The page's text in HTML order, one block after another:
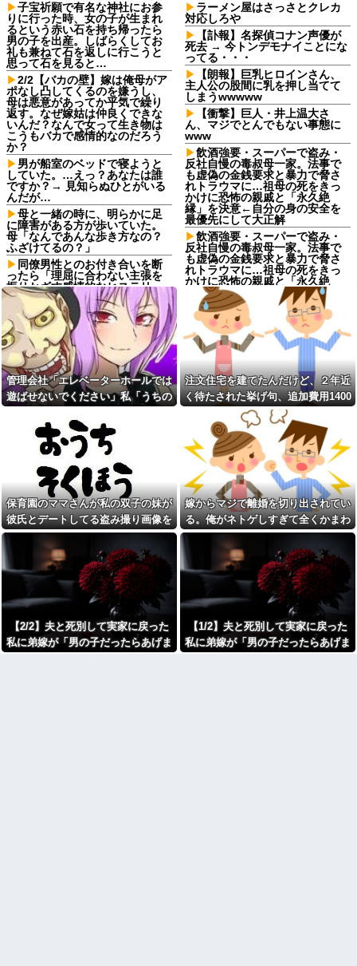
子宝祈願で有名な神社にお参
りに行った時、女の子が生まれ
るという赤い石を持ち帰ったら
男の子を出産。しばらくしてお
礼も兼ねて石を返しに行こうと
思って石を見ると…
2/2【バカの壁】嫁は俺母がア
ポなし凸してくるのを嫌うし、
母は悪意があってか平気で繰り
返す。なぜ嫁姑は仲良くできな
いんだ？なんで女って生き物は
こうもバカで感情的なのだろう
か？
男が船室のベッドで寝ようと
していた。…えっ？あなたは誰
ですか？→ 見知らぬひとがいる
んだが…
母と一緒の時に、明らかに足
に障害がある方が歩いていた。
母「なんであんな歩き方なの？
ふざけてるの？」
同僚男性とのお付き合いを断
ったら「理屈に合わない主張を
振りかざす感情的なヒステリー
女」と言いふらされて・・・
退職してしばらく経った頃、
元職場の取引先から連絡が来
た。話を聞くと納得できない内
容で…
義両親「空き家になるし住ん
でいいよ」私たち「じゃあお言
葉に甘えて…」→引っ越した途
端、予想外の出来事が待ってい
て…
予定より早めに家に帰宅。リ
ビングに「裸の嫁」と男がい
た。まさかの不倫現場に遭遇...
進学クラスで教師への不満を
抱えていた中学生。悩んだ末に
取った行動が大人にも響くもの
で…
彼の同期の嫁が子供を産ん
だ。すると、彼が「出産祝いに
話してきて...
【速報】れいわ新選組さん
「いのちの党」に改名ｗｗｗｗ
【画像】令和最新版のあのち
ゃん、可愛過ぎてワイらにブッ
刺さりまくりw w w w w w
【衝撃】浅田真央ちゃんの婚
活条件がこちら←むしろコレは
ラーメン屋はさっさとクレカ
対応しろや
【訃報】名探偵コナン声優が
死去 → 今トンデモナイことにな
ってる・・・
【朗報】巨乳ヒロインさん、
主人公の股間に乳を押し当てて
しまうwwwww
【衝撃】巨人・井上温大さ
ん、マジでとんでもない事態に
www
飲酒強要・スーパーで盗み・
反社自慢の毒叔母一家。法事で
も虚偽の金銭要求と暴力で脅さ
れトラウマに…祖母の死をきっ
かけに恐怖の親戚と「永久絶
縁」を決意←自分の身の安全を
最優先にして大正解
飲酒強要・スーパーで盗み・
反社自慢の毒叔母一家。法事で
も虚偽の金銭要求と暴力で脅さ
れトラウマに…祖母の死をきっ
かけに恐怖の親戚と「永久絶
縁」を決意←自分の身の安全を
最優先にして大正解
ジャンポケ斉藤の被害女性
「バウムクーヘン売ったり
TikTokライブしててムカついた
から示談しなかった」←これ
コインランドリーで私物の乾
燥機シートを「ご自由にどうぞ
だろw」と勝手に盗もうとした
DQN夫婦！注意したら「は？名
前かいてないんですけど」と逆
ジャンポケ斉藤「同意があっ
たんです。本当です。信じて下
さい」 ←何でこの主張が通ら
ないの？
父がﾀﾋんだ翌日、彼女から
「今日はつきあって半年の記念
日だね！おめでとう！」とメー
ルが来た。それから連絡は無視
てそう言って」と連絡きたけど
話もしたくないんだよ…….他
弟「エレベーターで知らない
女に蹴られた！」私「何した
の？」→事情を聞いた家族全員
が「それは自業自得」と呆れて
しまい…
【呆然】 兄が『結婚したい』
と連れて来た女忄生がアレルギ
管理会社「エレベーターホールでは
遊ばせないでください」私「うちの
の展開になり…
注文住宅を建てたんだけど、２年近
く待たされた挙げ句、追加費用1400
万請求された。流石におかしいよ
ね？
保育園のママさんが私の双子の妹が
彼氏とデートしてる盗み撮り画像を
見せて「あとはわかるよね？とりあ
えず5万を家に持ってきて」と脅し
てきた
嫁からマジで離婚を切り出されてい
る。俺がネトゲしすぎて全くかまわ
なかったのが原因らしく...
【2/2】夫と死別して実家に戻った
私に弟嫁が「男の子だったらあげま
【1/2】夫と死別して実家に戻った
私に弟嫁が「男の子だったらあげま